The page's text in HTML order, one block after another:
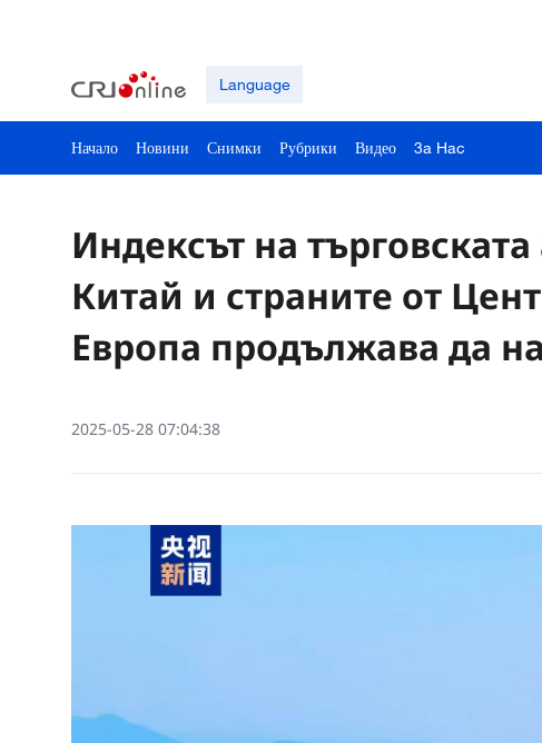
Language
Начало Новини Снимки Рубрики Видео 3a Hac
Индексът на
Китай и страните от
Европа продължава да
2025-05-28 07:04:38